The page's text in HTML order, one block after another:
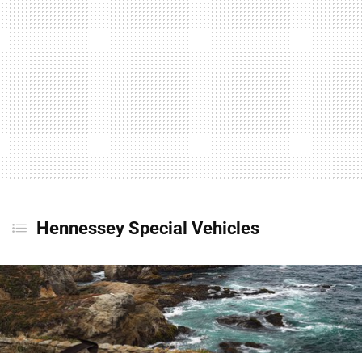
Hennessey Special Vehicles